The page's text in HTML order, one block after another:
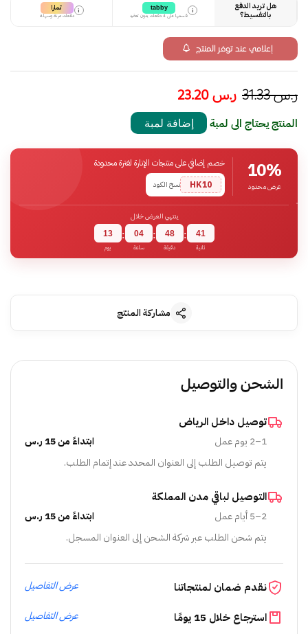
هل تريد الدفع
بالتقسيط؟
i
tabby
قسمها على 4 دفعات بدون تعقيد
i تمارا
دفعات مرنة وسهلة
إعلامي عند توفر المنتج
ر.س31.33 ر.س
المنتج يحتاج الى لمبة إضافة لمبة
10%
عرض محدود
خصم إضافي على منتجات الإنارة لفترة محدودة
HK10
نسخ الكود
ينتهي العرض خلال
13
يوم
: 04
ساعة
: 48
دقيقة
: 40
ثانية
مشاركة المنتج
الشحن والتوصيل
توصيل داخل الرياض
1–2 يوم عمل
ابتداءً من 15 ر.س
يتم توصيل الطلب إلى العنوان المحدد عند إتمام الطلب.
التوصيل لباقي مدن المملكة
2–5 أيام عمل
ابتداءً من 15 ر.س
يتم شحن الطلب عبر شركة الشحن إلى العنوان المسجل.
نقدم ضمان لمنتجاتنا عرض التفاصيل
استرجاع خلال 15 يومًا عرض التفاصيل